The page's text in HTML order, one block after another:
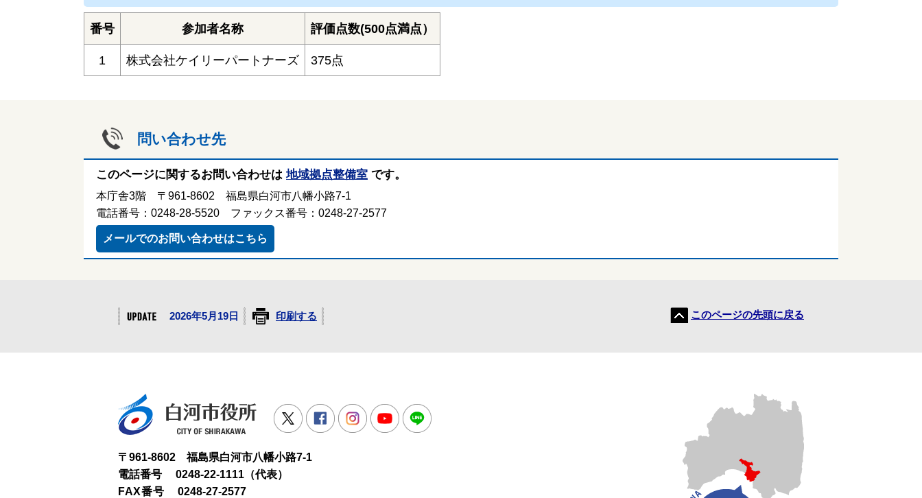
番号 参加者名称 評価点数(500点満点）
1 株式会社ケイリーパートナーズ 375点
問い合わせ先
このページに関するお問い合わせは 地域拠点整備室 です。
本庁舎3階 〒961-8602 福島県白河市八幡小路7-1
電話番号：0248-28-5520 ファックス番号：0248-27-2577
メールでのお問い合わせはこちら
2026年5月19日 印刷する このページの先頭に戻る
白河市役所
Twitter FacebookInstagramYoutube
〒961-8602 福島県白河市八幡小路7-1
電話番号
0248-22-1111（代表）
FAX番号
0248-27-2577